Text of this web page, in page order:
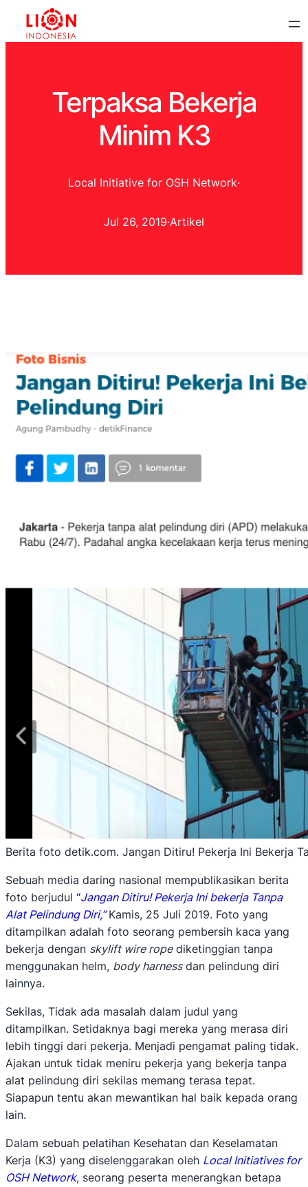
Terpaksa Bekerja
Minim K3
Local Initiative for OSH Network·
Jul 26, 2019·Artikel
Berita foto detik.com. Jangan Ditiru! Pekerja Ini Bekerja
Sebuah media daring nasional mempublikasikan berita
foto berjudul “Jangan Ditiru! Pekerja Ini bekerja Tanpa
Alat Pelindung Diri,”Kamis, 25 Juli 2019. Foto yang
ditampilkan adalah foto seorang pembersih kaca yang
bekerja dengan skylift wire ropediketinggian tanpa
menggunakan helm, body harnessdan pelindung diri
lainnya.
Sekilas, Tidak ada masalah dalam judul yang
ditampilkan. Setidaknya bagi mereka yang merasa diri
lebih tinggi dari pekerja. Menjadi pengamat paling tidak.
Ajakan untuk tidak meniru pekerja yang bekerja tanpa
alat pelindung diri sekilas memang terasa tepat.
Siapapun tentu akan mewantikan hal baik kepada orang
lain.
Dalam sebuah pelatihan Kesehatan dan Keselamatan
Kerja (K3) yang diselenggarakan oleh Local Initiatives for
OSH Network, seorang peserta menerangkan betapa